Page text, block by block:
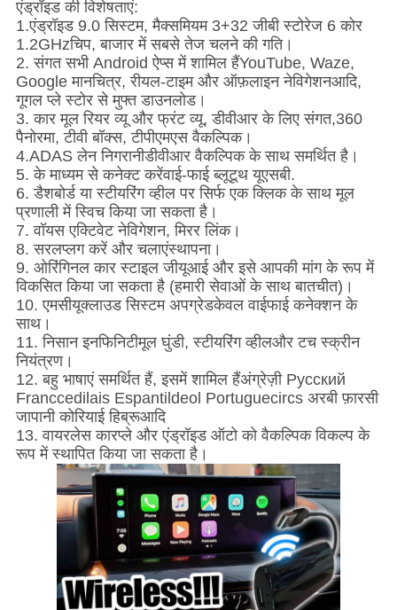
एंड्रॉइड की विशेषताएं:
1.एंड्रॉइड 9.0 सिस्टम, मैक्समियम 3+32 जीबी स्टोरेज 6 कोर
1.2GHzचिप, बाजार में सबसे तेज चलने की गति।
2. संगत सभी Android ऐप्स में शामिल हैंYouTube, Waze,
Google मानचित्र, रीयल-टाइम और ऑफ़लाइन नेविगेशनआदि,
गूगल प्ले स्टोर से मुफ्त डाउनलोड।
3. कार मूल रियर व्यू और फ्रंट व्यू, डीवीआर के लिए संगत,360
पैनोरमा, टीवी बॉक्स, टीपीएमएस वैकल्पिक।
4.ADAS लेन निगरानीडीवीआर वैकल्पिक के साथ समर्थित है।
5. के माध्यम से कनेक्ट करेंवाई-फाई ब्लूटूथ यूएसबी.
6. डैशबोर्ड या स्टीयरिंग व्हील पर सिर्फ एक क्लिक के साथ मूल
प्रणाली में स्विच किया जा सकता है।
7. वॉयस एक्टिवेट नेविगेशन, मिरर लिंक।
8. सरलप्लग करें और चलाएंस्थापना।
9. ओरिंगिनल कार स्टाइल जीयूआई और इसे आपकी मांग के रूप में
विकसित किया जा सकता है (हमारी सेवाओं के साथ बातचीत)।
10. एमसीयूक्लाउड सिस्टम अपग्रेडकेवल वाईफाई कनेक्शन के
साथ।
11. निसान इनफिनिटीमूल घुंडी, स्टीयरिंग व्हीलऔर टच स्क्रीन
नियंत्रण।
12. बहु भाषाएं समर्थित हैं, इसमें शामिल हैंअंग्रेज़ी Pусский
Franccedilais Espantildeol Portuguecircs अरबी फ़ारसी
जापानी कोरियाई हिब्रूआदि
13. वायरलेस कारप्ले और एंड्रॉइड ऑटो को वैकल्पिक विकल्प के
रूप में स्थापित किया जा सकता है।